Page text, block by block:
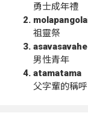
勇士成年禮
祖靈祭
asavasavahe
男性青年
atamatama
父字輩的稱呼